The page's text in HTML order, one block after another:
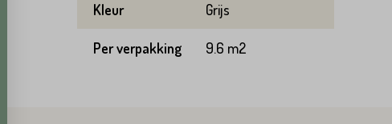
Kleur Grijs
Per verpakking 9.6 m2